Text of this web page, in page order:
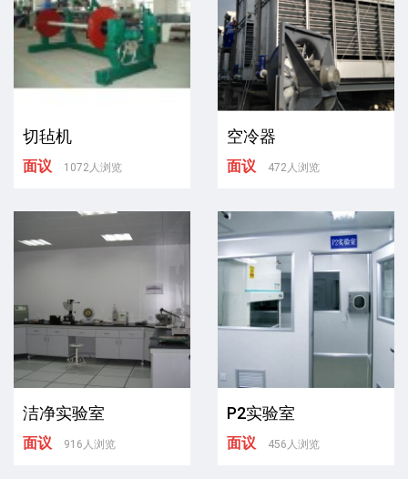
切毡机
面议 1072人浏览
空冷器
面议 472人浏览
洁净实验室
面议 916人浏览
P2实验室
面议 456人浏览